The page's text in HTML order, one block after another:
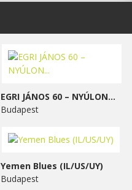
EGRI JÁNOS 60 – NYÚLON...
Budapest
Yemen Blues (IL/US/UY)
Budapest